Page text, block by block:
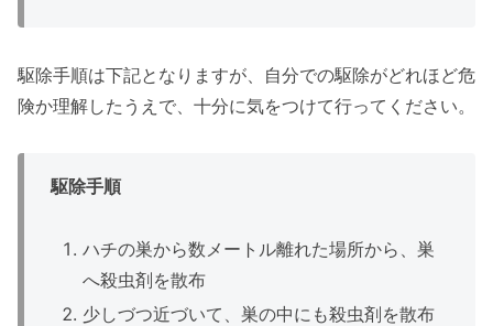
駆除手順は下記となりますが、自分での駆除がどれほど危
険か理解したうえで、十分に気をつけて行ってください。
駆除手順
ハチの巣から数メートル離れた場所から、巣
へ殺虫剤を散布
少しづつ近づいて、巣の中にも殺虫剤を散布